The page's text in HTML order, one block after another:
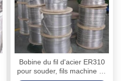
Bobine du fil d'acier ER310
pour souder, fils machine de